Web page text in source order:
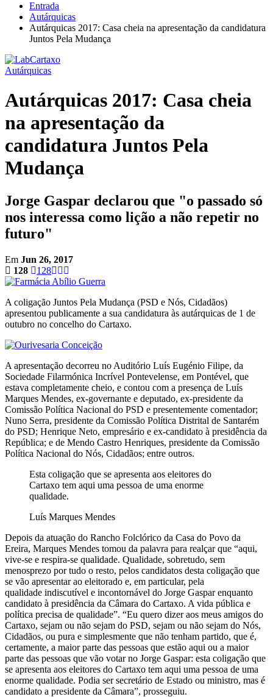
Entrada
Autárquicas
Autárquicas 2017: Casa cheia na apresentação da candidatura
Juntos Pela Mudança
Autárquicas
Autárquicas 2017: Casa cheia
na apresentação da
candidatura Juntos Pela
Mudança
Jorge Gaspar declarou que "o passado só
nos interessa como lição a não repetir no
futuro"
Em Jun 26, 2017
128
128
A coligação Juntos Pela Mudança (PSD e Nós, Cidadãos)
apresentou publicamente a sua candidatura às autárquicas de 1 de
outubro no concelho do Cartaxo.
A apresentação decorreu no Auditório Luís Eugénio Filipe, da
Sociedade Filarmónica Incrível Pontevelense, em Pontével, que
estava completamente cheio, e contou com a presença de Luís
Marques Mendes, ex-governante e deputado, ex-presidente da
Comissão Política Nacional do PSD e presentemente comentador;
Nuno Serra, presidente da Comissão Política Distrital de Santarém
do PSD; Henrique Neto, empresário e ex-candidato à presidência da
República; e de Mendo Castro Henriques, presidente da Comissão
Política Nacional do Nós, Cidadãos; entre outros.
Esta coligação que se apresenta aos eleitores do
Cartaxo tem aqui uma pessoa de uma enorme
qualidade.
Luís Marques Mendes
Depois da atuação do Rancho Folclórico da Casa do Povo da
Ereira, Marques Mendes tomou da palavra para realçar que “aqui,
vive-se e respira-se qualidade. Qualidade, sobretudo, sem
menosprezo por tudo o resto, pelos candidatos desta coligação que
se vão apresentar ao eleitorado e, em particular, pela
qualidade indiscutível e incontornável do Jorge Gaspar enquanto
candidato à presidência da Câmara do Cartaxo. A vida pública e
política precisa de qualidade”. “Eu quero dizer aos meus amigos do
Cartaxo, sejam ou não sejam do PSD, sejam ou não sejam do Nós,
Cidadãos, ou pura e simplesmente que não tenham partido, que é,
certamente, a maior parte das pessoas que estão aqui ou a maior
parte das pessoas que vão votar no Jorge Gaspar: esta coligação que
se apresenta aos eleitores do Cartaxo tem aqui uma pessoa de uma
enorme qualidade. Podia ser secretário de Estado ou ministro, mas é
candidato a presidente da Câmara”, prosseguiu.